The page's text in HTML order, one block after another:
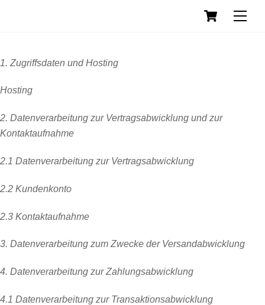
Cart
1. Zugriffsdaten und Hosting
Hosting
2. Datenverarbeitung zur Vertragsabwicklung und zur
Kontaktaufnahme
2.1 Datenverarbeitung zur Vertragsabwicklung
2.2 Kundenkonto
2.3 Kontaktaufnahme
3. Datenverarbeitung zum Zwecke der Versandabwicklung
4. Datenverarbeitung zur Zahlungsabwicklung
4.1 Datenverarbeitung zur Transaktionsabwicklung